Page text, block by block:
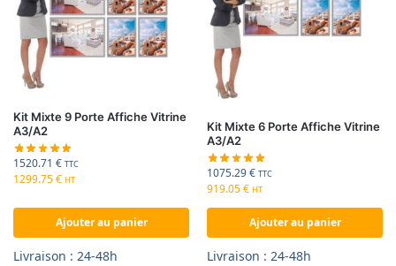
Kit Mixte 9 Porte Affiche Vitrine
A3/A2
1520.71 € TTC
1299.75€ HT
Ajouter au panier
Livraison : 24-48h
Kit Mixte 6 Porte Affiche Vitrine
A3/A2
1075.29€ TTC
919.05€ HT
Ajouter au panier
Livraison : 24-48h